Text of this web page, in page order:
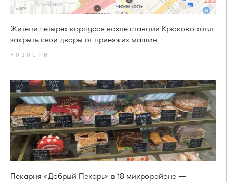
Жители четырех корпусов возле станции Крюково хотят
закрыть свои дворы от приезжих машин
НОВОСТИ
Пекарня «Добрый Пекарь» в 18 микрорайоне —